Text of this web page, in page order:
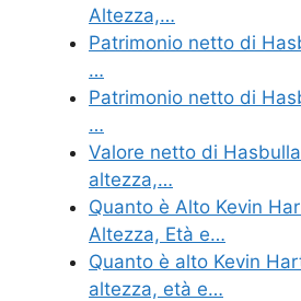
Altezza,…
Patrimonio netto di
…
Patrimonio netto di
…
Valore netto di
altezza,…
Quanto è Alto Kevin
Altezza, Età e…
Quanto è alto Kevin
altezza, età e…